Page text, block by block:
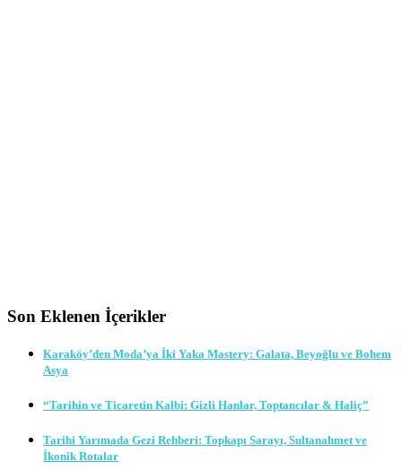
Son Eklenen İçerikler
Karaköy’den Moda’ya İki Yaka Mastery: Galata, Beyoğlu ve Bohem
Asya
“Tarihin ve Ticaretin Kalbi: Gizli Hanlar, Toptancılar & Haliç”
Tarihi Yarımada Gezi Rehberi: Topkapı Sarayı, Sultanahmet ve
İkonik Rotalar